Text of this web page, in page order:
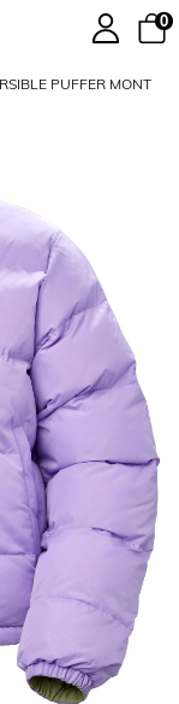
0
PUFFER MONT